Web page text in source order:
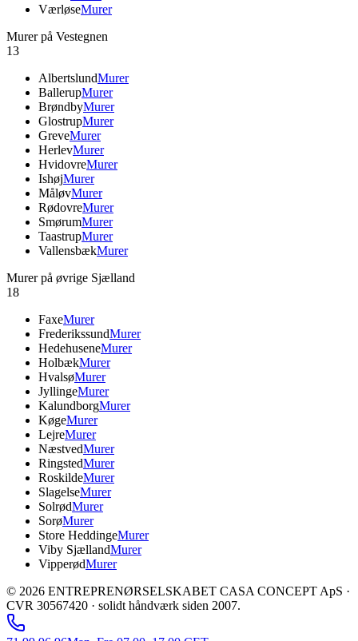
VærløseMurer
Murer på Vestegnen
13
AlbertslundMurer
BallerupMurer
BrøndbyMurer
GlostrupMurer
GreveMurer
HerlevMurer
HvidovreMurer
IshøjMurer
MåløvMurer
RødovreMurer
SmørumMurer
TaastrupMurer
VallensbækMurer
Murer på øvrige Sjælland
18
FaxeMurer
FrederikssundMurer
HedehuseneMurer
HolbækMurer
HvalsøMurer
JyllingeMurer
KalundborgMurer
KøgeMurer
LejreMurer
NæstvedMurer
RingstedMurer
RoskildeMurer
SlagelseMurer
SolrødMurer
SorøMurer
Store HeddingeMurer
Viby SjællandMurer
VipperødMurer
© 2026 ENTREPRENØRSELSKABET CASA CONCEPT ApS ·
CVR 30567420 · solidt håndværk siden 2007.